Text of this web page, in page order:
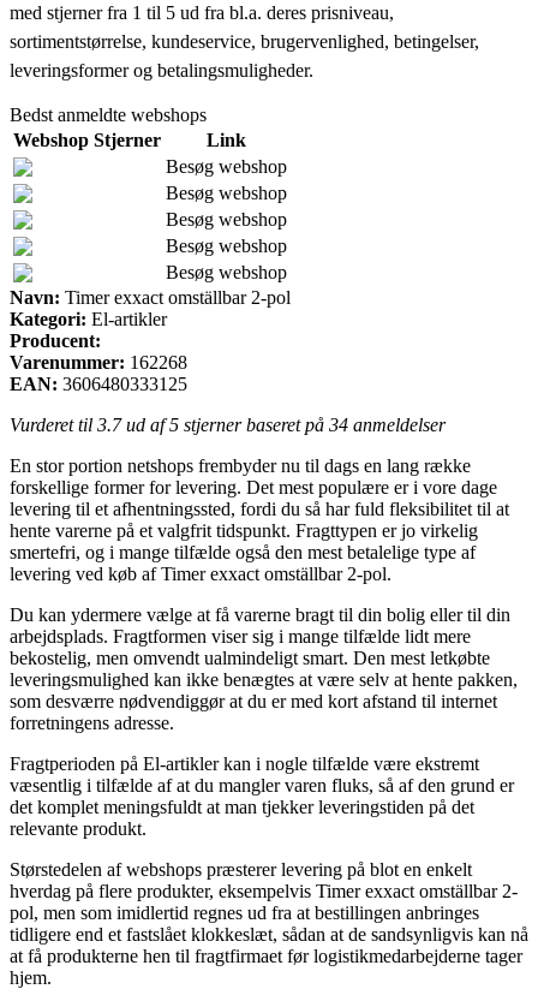
med stjerner fra 1 til 5 ud fra bl.a. deres prisniveau,
sortimentstørrelse, kundeservice, brugervenlighed, betingelser,
leveringsformer og betalingsmuligheder.
Bedst anmeldte webshops
Webshop Stjerner
Link
Besøg webshop
Besøg webshop
Besøg webshop
Besøg webshop
Besøg webshop
Navn: Timer exxact omställbar 2-pol
Kategori: El-artikler
Producent:
Varenummer: 162268
EAN: 3606480333125
Vurderet til 3.7ud af 5 stjerner baseret på 34 anmeldelser
En stor portion netshops frembyder nu til dags en lang række
forskellige former for levering. Det mest populære er i vore dage
levering til et afhentningssted, fordi du så har fuld fleksibilitet til at
hente varerne på et valgfrit tidspunkt. Fragttypen er jo virkelig
smertefri, og i mange tilfælde også den mest betalelige type af
levering ved køb af Timer exxact omställbar 2-pol.
Du kan ydermere vælge at få varerne bragt til din bolig eller til din
arbejdsplads. Fragtformen viser sig i mange tilfælde lidt mere
bekostelig, men omvendt ualmindeligt smart. Den mest letkøbte
leveringsmulighed kan ikke benægtes at være selv at hente pakken,
som desværre nødvendiggør at du er med kort afstand til internet
forretningens adresse.
Fragtperioden på El-artikler kan i nogle tilfælde være ekstremt
væsentlig i tilfælde af at du mangler varen fluks, så af den grund er
det komplet meningsfuldt at man tjekker leveringstiden på det
relevante produkt.
Størstedelen af webshops præsterer levering på blot en enkelt
hverdag på flere produkter, eksempelvis Timer exxact omställbar 2-
pol, men som imidlertid regnes ud fra at bestillingen anbringes
tidligere end et fastslået klokkeslæt, sådan at de sandsynligvis kan nå
at få produkterne hen til fragtfirmaet før logistikmedarbejderne tager
hjem.